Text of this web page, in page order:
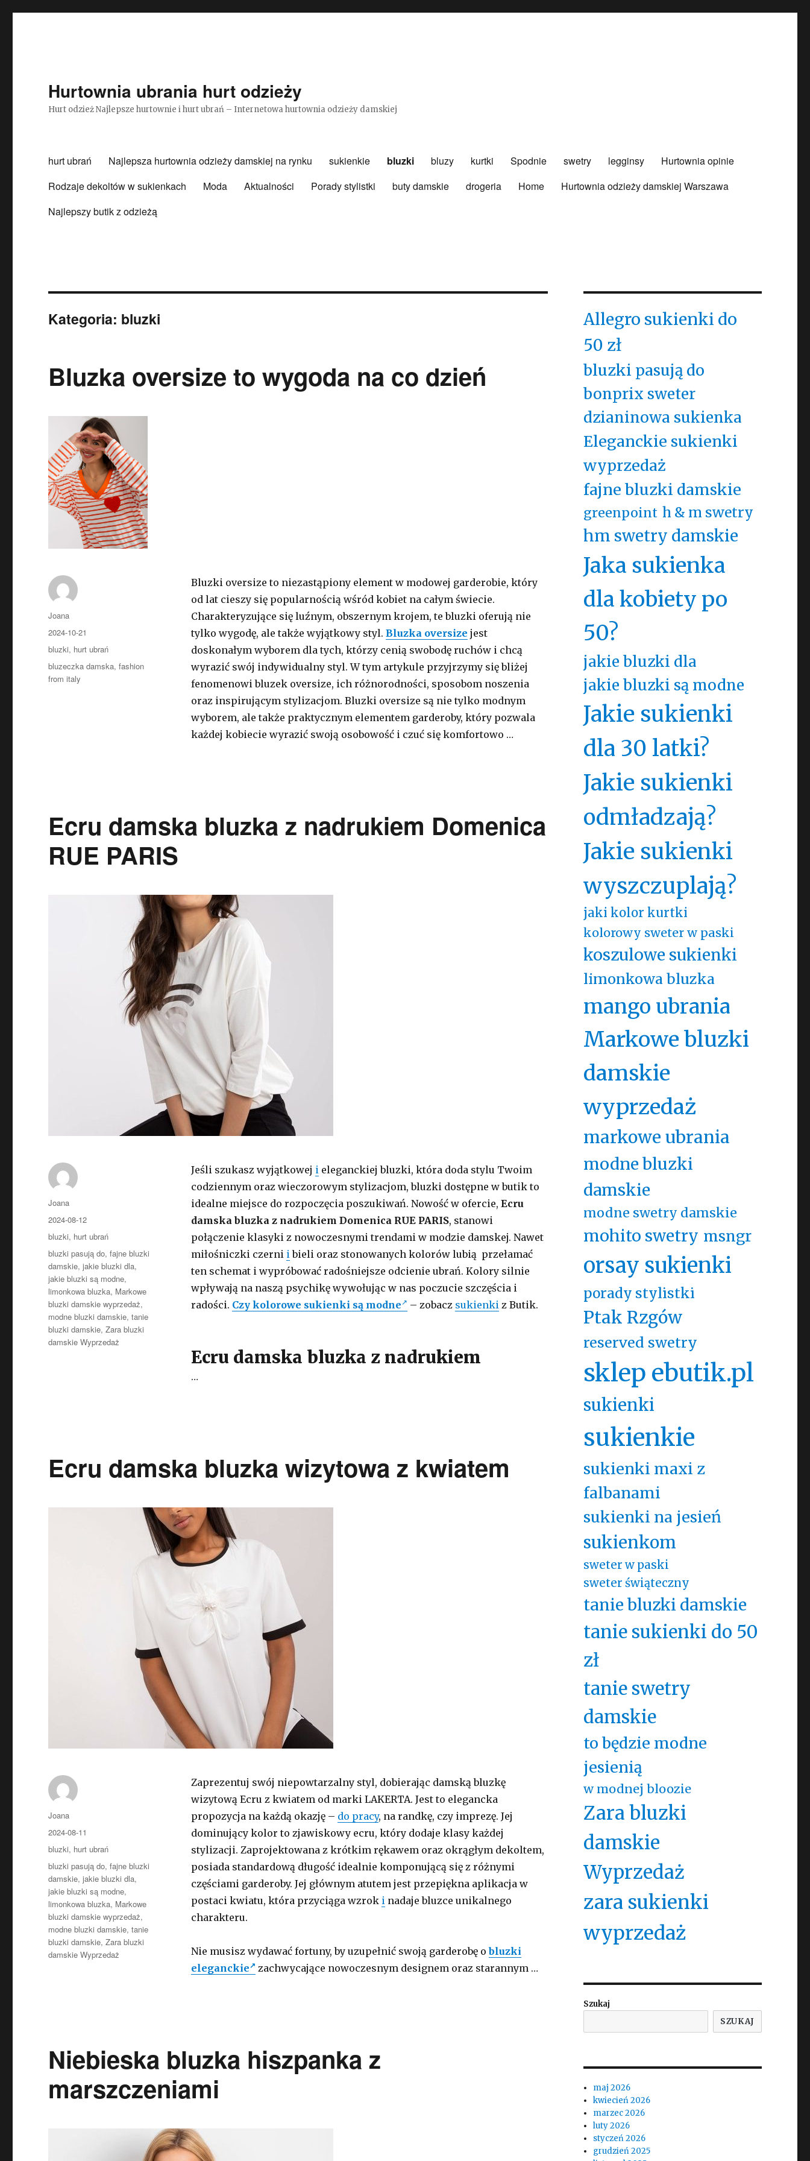
Hurtownia ubrania hurt odzieży
Hurt odzież Najlepsze hurtownie i hurt ubrań – Internetowa hurtownia odzieży damskiej
hurt ubrań Najlepsza hurtownia odzieży damskiej na rynku sukienkie bluzki bluzy kurtki Spodnie swetry legginsy
Hurtownia opinie
Rodzaje dekoltów w sukienkach
Moda Aktualności Porady stylistki buty damskie drogeria Home
Hurtownia odzieży damskiej Warszawa
Najlepszy butik z odzieżą
Kategoria: bluzki
Bluzka oversize to wygoda na co dzień
Bluzki oversize to niezastąpiony element w modowej garderobie, który
od lat cieszy się popularnością wśród kobiet na całym świecie.
Charakteryzujące się luźnym, obszernym krojem, te bluzki oferują nie
tylko wygodę, ale także wyjątkowy styl. Bluzka oversize jest
doskonałym wyborem dla tych, którzy cenią swobodę ruchów i chcą
wyrazić swój indywidualny styl. W tym artykule przyjrzymy się bliżej
fenomenowi bluzek oversize, ich różnorodności, sposobom noszenia
oraz inspirującym stylizacjom. Bluzki oversize są nie tylko modnym
wyborem, ale także praktycznym elementem garderoby, który pozwala
każdej kobiecie wyrazić swoją osobowość i czuć się komfortowo …
Autor
Joana
Opublikowano
2024-10-21
Kategorie
bluzki, hurt ubrań
Tagi
bluzeczka damska,fashion
from italy
Ecru damska bluzka z nadrukiem Domenica
RUE PARIS
Jeśli szukasz wyjątkowej ieleganckiej bluzki, która doda stylu Twoim
codziennym oraz wieczorowym stylizacjom, bluzki dostępne w butik to
idealne miejsce do rozpoczęcia poszukiwań. Nowość w ofercie, Ecru
damska bluzka z nadrukiem Domenica RUE PARIS, stanowi
połączenie klasyki z nowoczesnymi trendami w modzie damskej. Nawet
miłośniczki czerni ibieli oraz stonowanych kolorów lubią przełamać
ten schemat i wypróbować radośniejsze odcienie ubrań. Kolory silnie
wpływają na naszą psychikę wywołując w nas poczucie szczęścia i
radości. Czy kolorowe sukienki są modne – zobacz sukienkiz Butik.
Ecru damska bluzka z nadrukiem
…
Autor
Joana
Opublikowano
2024-08-12
Kategorie
bluzki, hurt ubrań
Tagi
bluzki pasują do,fajne bluzki
damskie,jakie bluzki dla,
jakie bluzki są modne,
limonkowa bluzka, Markowe
bluzki damskie wyprzedaż,
modne bluzki damskie,tanie
bluzki damskie,Zara bluzki
damskie Wyprzedaż
Ecru damska bluzka wizytowa z kwiatem
Zaprezentuj swój niepowtarzalny styl, dobierając damską bluzkę
wizytową Ecru z kwiatem od marki LAKERTA. Jest to elegancka
propozycja na każdą okazję – do pracy, na randkę, czy imprezę. Jej
dominujący kolor to zjawiskowy ecru, który dodaje klasy każdej
stylizacji. Zaprojektowana z krótkim rękawem oraz okrągłym dekoltem,
posiada standardową długość idealnie komponującą się z różnymi
częściami garderoby. Jej głównym atutem jest przepiękna aplikacja w
postaci kwiatu, która przyciąga wzrok inadaje bluzce unikalnego
charakteru.
Nie musisz wydawać fortuny, by uzupełnić swoją garderobę obluzki
eleganckie
zachwycające nowoczesnym designem oraz starannym …
Autor
Joana
Opublikowano
2024-08-11
Kategorie
bluzki, hurt ubrań
Tagi
bluzki pasują do,fajne bluzki
damskie,jakie bluzki dla,
jakie bluzki są modne,
limonkowa bluzka, Markowe
bluzki damskie wyprzedaż,
modne bluzki damskie,tanie
bluzki damskie,Zara bluzki
damskie Wyprzedaż
Niebieska bluzka hiszpanka z
marszczeniami
Allegro sukienki do
50 zł
bluzki pasują do
bonprix sweter
dzianinowa sukienka
Eleganckie sukienki
wyprzedaż
fajne bluzki damskie
greenpoint h & m swetry
hm swetry damskie
Jaka sukienka
dla kobiety po
50?
jakie bluzki dla
jakie bluzki są modne
Jakie sukienki
dla 30 latki?
Jakie sukienki
odmładzają?
Jakie sukienki
wyszczuplają?
jaki kolor kurtki
kolorowy sweter w paski
koszulowe sukienki
limonkowa bluzka
mango ubrania
Markowe bluzki
damskie
wyprzedaż
markowe ubrania
modne bluzki
damskie
modne swetry damskie
mohito swetry msngr
orsay sukienki
porady stylistki
Ptak Rzgów
reserved swetry
sklep ebutik.pl
sukienki
sukienkie
sukienki maxi z
falbanami
sukienki na jesień
sukienkom
sweter w paski
sweter świąteczny
tanie bluzki damskie
tanie sukienki do 50
zł
tanie swetry
damskie
to będzie modne
jesienią
w modnej bloozie
Zara bluzki
damskie
Wyprzedaż
zara sukienki
wyprzedaż
Szukaj
SZUKAJ
maj 2026
kwiecień 2026
marzec 2026
luty 2026
styczeń 2026
grudzień 2025